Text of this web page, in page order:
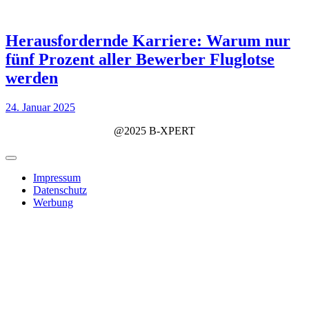
Herausfordernde Karriere: Warum nur
fünf Prozent aller Bewerber Fluglotse
werden
24. Januar 2025
@2025 B-XPERT
Impressum
Datenschutz
Werbung